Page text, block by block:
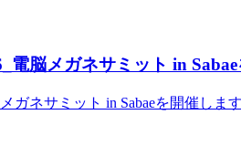
脳メガネサミット in Sabae
ガネサミット in Sabaeを開催します